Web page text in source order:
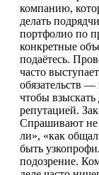
компанию,
делать
портфолио по
конкретные
подаётесь.
часто
обязательств
чтобы
репутацией.
Спрашивают не
ли», «как
быть
подозрение.